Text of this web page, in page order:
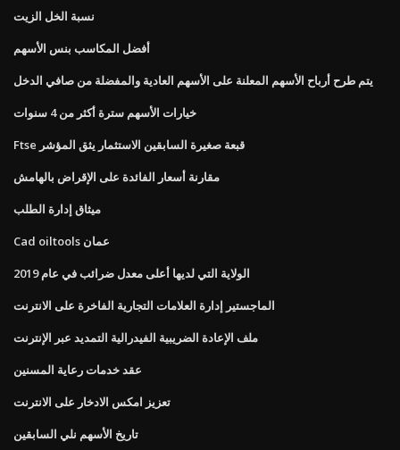
نسبة الخل الزيت
أفضل المكاسب بنس الأسهم
يتم طرح أرباح الأسهم المعلنة على الأسهم العادية والمفضلة من صافي الدخل
خيارات الأسهم سترة أكثر من 4 سنوات
Ftse قبعة صغيرة السابقين الاستثمار يثق المؤشر
مقارنة أسعار الفائدة على الإقراض بالهامش
ميثاق إدارة الطلب
Cad oiltools عمان
الولاية التي لديها أعلى معدل ضرائب في عام 2019
الماجستير إدارة العلامات التجارية الفاخرة على الانترنت
ملف الإعادة الضريبية الفيدرالية التمديد عبر الإنترنت
عقد خدمات رعاية المسنين
تعزيز امكس الادخار على الانترنت
تاريخ الأسهم نلي السابقين